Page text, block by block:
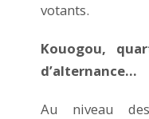
votants.
Kouogou,
d’alternance…
Au niveau